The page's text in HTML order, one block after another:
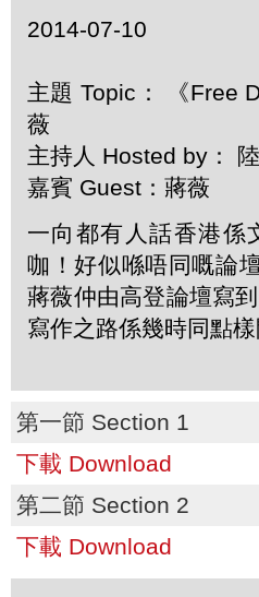
2014-07-10
主題 Topic： 《Free
薇
主持人 Hosted by：
嘉賓 Guest：蔣薇
一向都有人話香港係
咖！好似喺唔同嘅論
蔣薇仲由高登論壇寫
寫作之路係幾時同點
第一節 Section 1
下載 Download
第二節 Section 2
下載 Download